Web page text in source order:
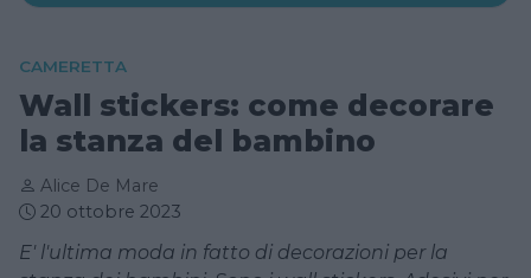
CAMERETTA
Wall stickers: come decorare
la stanza del bambino
Alice De Mare
20 ottobre 2023
E' l'ultima moda in fatto di decorazioni per la